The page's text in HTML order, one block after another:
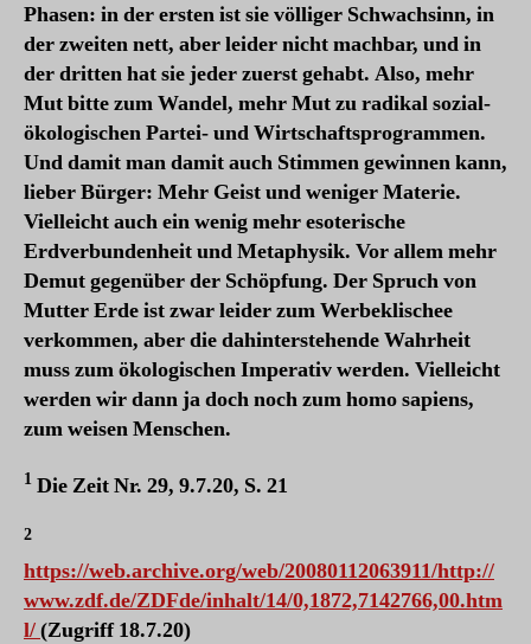
Phasen: in der ersten ist sie völliger Schwachsinn, in
der zweiten nett, aber leider nicht machbar, und in
der dritten hat sie jeder zuerst gehabt. Also, mehr
Mut bitte zum Wandel, mehr Mut zu radikal sozial-
ökologischen Partei- und Wirtschaftsprogrammen.
Und damit man damit auch Stimmen gewinnen kann,
lieber Bürger: Mehr Geist und weniger Materie.
Vielleicht auch ein wenig mehr esoterische
Erdverbundenheit und Metaphysik. Vor allem mehr
Demut gegenüber der Schöpfung. Der Spruch von
Mutter Erde ist zwar leider zum Werbeklischee
verkommen, aber die dahinterstehende Wahrheit
muss zum ökologischen Imperativ werden. Vielleicht
werden wir dann ja doch noch zum homo sapiens,
zum weisen Menschen.
1 Die Zeit Nr. 29, 9.7.20, S. 21
2
https://web.archive.org/web/20080112063911/http://
www.zdf.de/ZDFde/inhalt/14/0,1872,7142766,00.htm
l/(Zugriff 18.7.20)